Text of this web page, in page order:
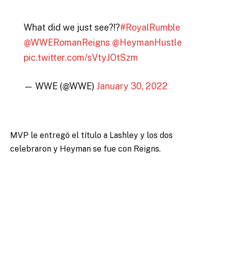
What did we just see?!?#RoyalRumble
@WWERomanReigns @HeymanHustle
pic.twitter.com/sVtyJOtSzm
— WWE (@WWE) January 30, 2022
MVP le entregó el título a Lashley y los dos
celebraron y Heyman se fue con Reigns.